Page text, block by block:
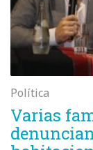
Política
Varias